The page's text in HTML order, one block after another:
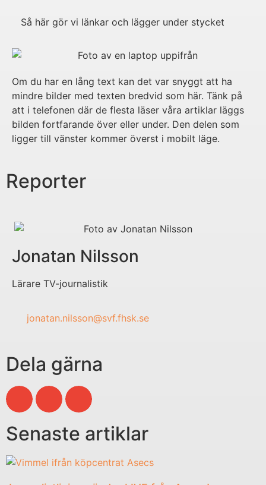
Så här gör vi länkar och lägger under stycket
Om du har en lång text kan det var snyggt att ha
mindre bilder med texten bredvid som här. Tänk på
att i telefonen där de flesta läser våra artiklar läggs
bilden fortfarande över eller under. Den delen som
ligger till vänster kommer överst i mobilt läge.
Reporter
Jonatan Nilsson
Lärare TV-journalistik
jonatan.nilsson@svf.fhsk.se
Dela gärna
Senaste artiklar